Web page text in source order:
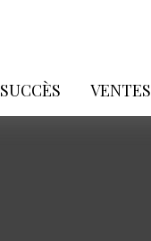
SUCCÈS VENTES